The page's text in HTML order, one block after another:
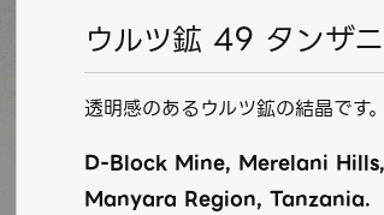
ウルツ鉱 49 タンザ
透明感のあるウルツ鉱の結晶です。
D-Block Mine, Merelani
Manyara Region, Tanzania.